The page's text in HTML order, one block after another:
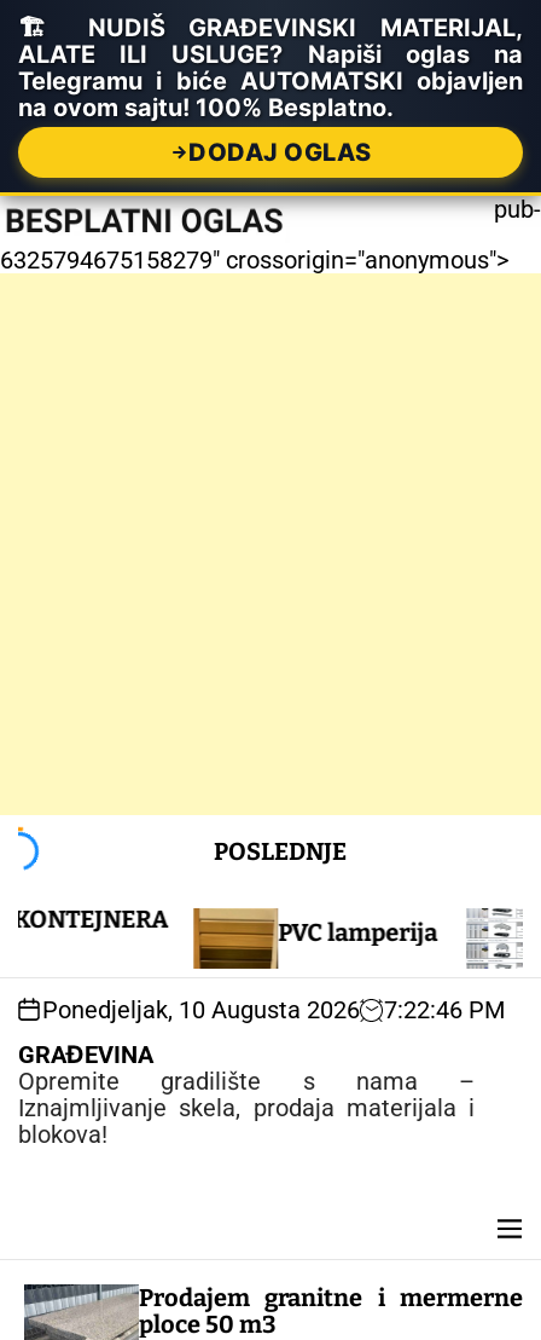
🏗️ NUDIŠ GRAĐEVINSKI MATERIJAL,
ALATE ILI USLUGE? Napiši oglas na
Telegramu i biće AUTOMATSKI objavljen
na ovom sajtu! 100% Besplatno.
DODAJ OGLAS
pub-
6325794675158279" crossorigin="anonymous">
c
POSLEDNJE
PVC lamperija PVC
Ponedjeljak, 10 Augusta 2026 7:22:46 PM
GRAĐEVINA
Opremite gradilište s nama –
Iznajmljivanje skela, prodaja materijala i
blokova!
M
e
n
Prodajem granitne i mermerne
ploce 50 m3